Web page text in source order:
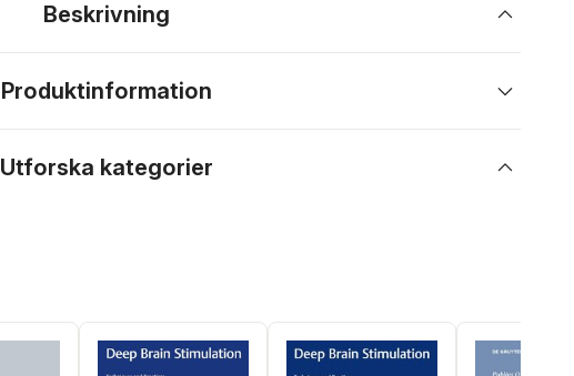
Beskrivning
Produktinformation
Utforska kategorier